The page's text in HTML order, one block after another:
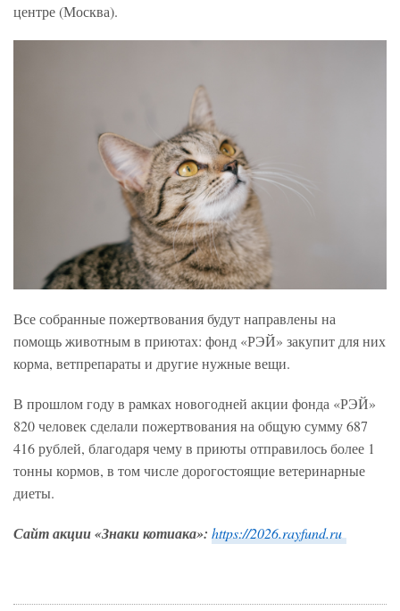
центре (Москва).
Все собранные пожертвования будут направлены на
помощь животным в приютах: фонд «РЭЙ» закупит для них
корма, ветпрепараты и другие нужные вещи.
В прошлом году в рамках новогодней акции фонда «РЭЙ»
820 человек сделали пожертвования на общую сумму 687
416 рублей, благодаря чему в приюты отправилось более 1
тонны кормов, в том числе дорогостоящие ветеринарные
диеты.
Сайт акции «Знаки котиака»: https://2026.rayfund.ru